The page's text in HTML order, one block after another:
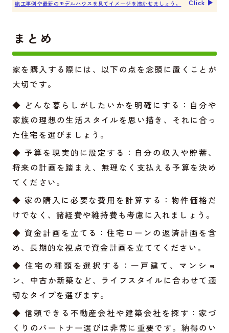
施工事例や最新のモデルハウスを見てイメージを沸かせましょう。 Click ▶︎
まとめ
家を購入する際には、以下の点を念頭に置くことが
大切です。
◆ どんな暮らしがしたいかを明確にする：自分や
家族の理想の生活スタイルを思い描き、それに合っ
た住宅を選びましょう。
◆ 予算を現実的に設定する：自分の収入や貯蓄、
将来の計画を踏まえ、無理なく支払える予算を決め
てください。
◆ 家の購入に必要な費用を計算する：物件価格だ
けでなく、諸経費や維持費も考慮に入れましょう。
◆ 資金計画を立てる：住宅ローンの返済計画を含
め、長期的な視点で資金計画を立ててください。
◆ 住宅の種類を選択する：一戸建て、マンショ
ン、中古か新築など、ライフスタイルに合わせて適
切なタイプを選びます。
◆ 信頼できる不動産会社や建築会社を探す：家づ
くりのパートナー選びは非常に重要です。納得のい